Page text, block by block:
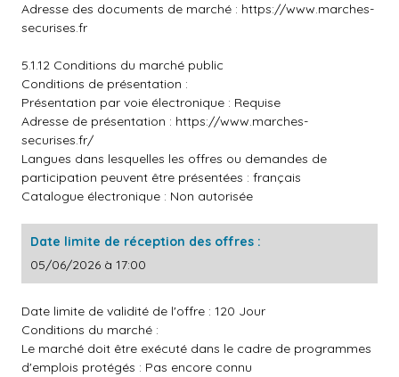
Adresse des documents de marché : https://www.marches-
securises.fr
5.1.12 Conditions du marché public
Conditions de présentation :
Présentation par voie électronique : Requise
Adresse de présentation : https://www.marches-
securises.fr/
Langues dans lesquelles les offres ou demandes de
participation peuvent être présentées : français
Catalogue électronique : Non autorisée
Date limite de réception des offres :
05/06/2026 à 17:00
Date limite de validité de l'offre : 120 Jour
Conditions du marché :
Le marché doit être exécuté dans le cadre de programmes
d'emplois protégés : Pas encore connu